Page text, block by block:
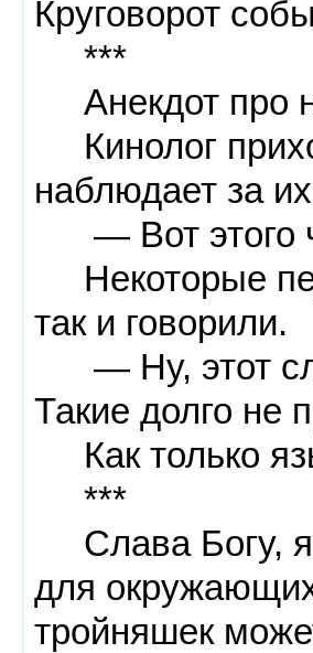
Круговорот
***
Анекдот про
Кинолог
наблюдает за
— Вот этого
Некоторые
так и говорили.
— Ну, этот
Такие долго не
Как только
***
Слава Богу, я
для
тройняшек